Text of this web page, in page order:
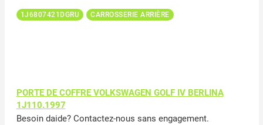
1J6807421DGRU CARROSSERIE ARRIÈRE
PORTE DE COFFRE VOLKSWAGEN GOLF IV BERLINA
1J110.1997
Besoin daide? Contactez-nous sans engagement.